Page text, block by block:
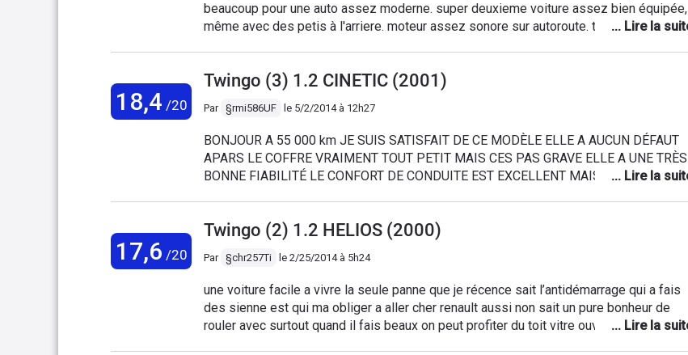
beaucoup pour une auto assez moderne. super deuxieme voiture assez bien équipée,
même avec des petis à l'arriere. moteur assez sonore sur autoroute. tenue de route
vivacité dès lors qu'elle est en route ) Manque que deux portes arrière pour être au
18,4 /20
Twingo (3) 1.2 CINETIC (2001)
Par §rmi586UF le 5/2/2014 à 12h27
BONJOUR A 55 000 km JE SUIS SATISFAIT DE CE MODÈLE ELLE A AUCUN DÉFAUT
APARS LE COFFRE VRAIMENT TOUT PETIT MAIS CES PAS GRAVE ELLE A UNE TRÈS
BONNE FIABILITÉ LE CONFORT DE CONDUITE EST EXCELLENT MAIS ELLE A
M'EN FICHE SINON EXCELLENTE VOITURE
17,6 /20
Twingo (2) 1.2 HELIOS (2000)
Par §chr257Ti le 2/25/2014 à 5h24
une voiture facile a vivre la seule panne que je récence sait l’antidémarrage qui a fais
des sienne est qui ma obliger a aller cher renault aussi non sait un pure bonheur de
rouler avec surtout quand il fais beaux on peut profiter du toit vitre ouvrent une